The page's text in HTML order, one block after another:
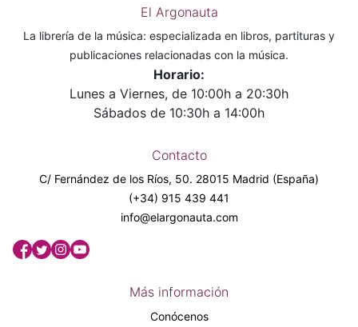
El Argonauta
La librería de la música: especializada en libros, partituras y
publicaciones relacionadas con la música.
Horario:
Lunes a Viernes, de 10:00h a 20:30h
Sábados de 10:30h a 14:00h
Contacto
C/ Fernández de los Ríos, 50. 28015 Madrid (España)
(+34) 915 439 441
info@elargonauta.com
Más información
Conócenos